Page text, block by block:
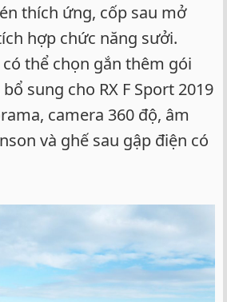
thích ứng, cốp sau mở
hợp chức năng sưởi.
thể chọn gắn thêm gói
sung cho RX F Sport 2019
camera 360 độ, âm
và ghế sau gập điện có